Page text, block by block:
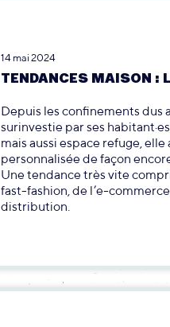
14 mai 2024
TENDANCES MAISON :
Depuis les confinements dus
surinvestie par ses
mais aussi espace refuge,
personnalisée de façon
Une tendance très vite
fast-fashion, de l’e-
distribution.